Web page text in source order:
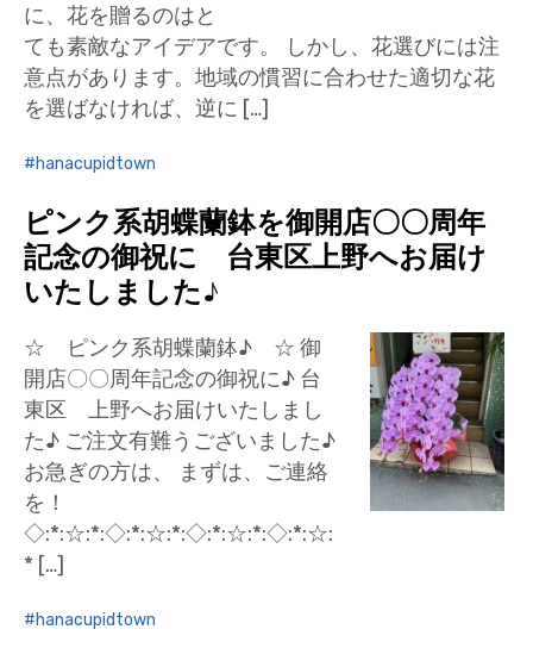
に、花を贈るのはと
ても素敵なアイデアです。 しかし、花選びには注
意点があります。地域の慣習に合わせた適切な花
を選ばなければ、逆に […]
hanacupidtown
ピンク系胡蝶蘭鉢を御開店〇〇周年
記念の御祝に 台東区上野へお届け
いたしました♪
☆ ピンク系胡蝶蘭鉢♪ ☆ 御
開店〇〇周年記念の御祝に♪ 台
東区 上野へお届けいたしまし
た♪ ご注文有難うございました♪
お急ぎの方は、 まずは、ご連絡
を！
◇:*:☆:*:◇:*:☆:*:◇:*:☆:*:◇:*:☆:
* […]
hanacupidtown